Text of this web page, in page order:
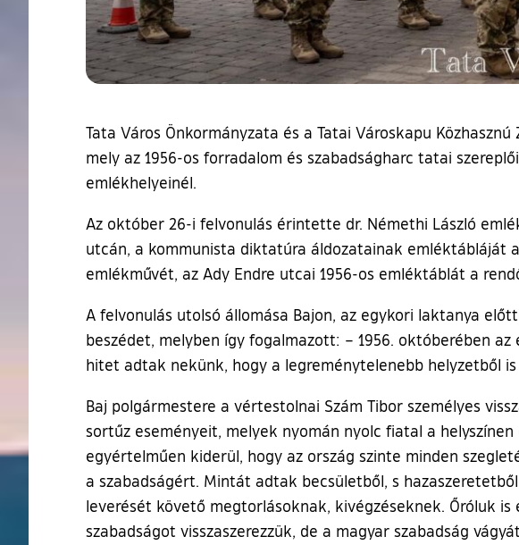
Tata Város Önkormányzata és a Tatai Városkapu
mely az 1956-os forradalom és szabadságharc tatai
emlékhelyeinél.
Az október 26-i felvonulás érintette dr. Némethi László
utcán, a kommunista diktatúra áldozatainak emléktábláját
emlékművét, az Ady Endre utcai 1956-os emléktáblát a
A felvonulás utolsó állomása Bajon, az egykori laktanya
beszédet, melyben így fogalmazott: – 1956. októberében
hitet adtak nekünk, hogy a legreménytelenebb helyzetből
Baj polgármestere a vértestolnai Szám Tibor személyes
sortűz eseményeit, melyek nyomán nyolc fiatal a
egyértelműen kiderül, hogy az ország szinte minden
a szabadságért. Mintát adtak becsületből, s
leverését követő megtorlásoknak, kivégzéseknek. Őróluk
szabadságot visszaszerezzük, de a magyar szabadság